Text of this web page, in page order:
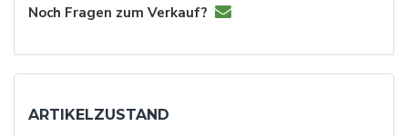
ARTIKELZUSTAND
Noch Fragen zum Verkauf?